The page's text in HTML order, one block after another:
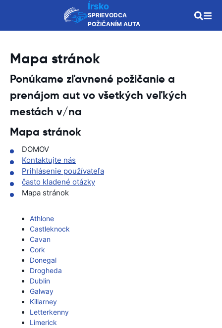
Írsko
SPRIEVODCA
POŽIČANÍM AUTA
Mapa stránok
Ponúkame zľavnené požičanie a
prenájom aut vo všetkých veľkých
mestách v/na
Mapa stránok
DOMOV
Kontaktujte nás
Prihlásenie používateľa
často kladené otázky
Mapa stránok
Athlone
Castleknock
Cavan
Cork
Donegal
Drogheda
Dublin
Galway
Killarney
Letterkenny
Limerick